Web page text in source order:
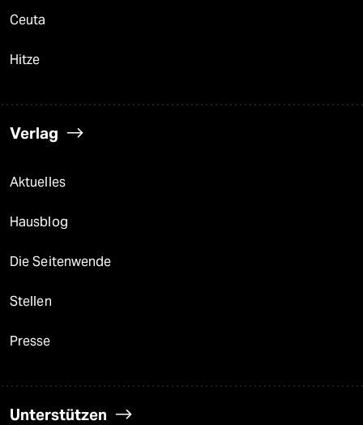
Ceuta
Hitze
Verlag
Aktuelles
Hausblog
Die Seitenwende
Stellen
Presse
Unterstützen